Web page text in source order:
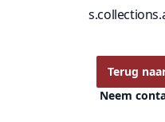
Terug
Neem